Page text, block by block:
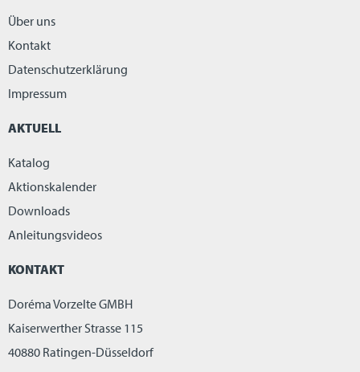
Über uns
Kontakt
Datenschutzerklärung
Impressum
AKTUELL
Katalog
Aktionskalender
Downloads
Anleitungsvideos
KONTAKT
Doréma Vorzelte GMBH
Kaiserwerther Strasse 115
40880 Ratingen-Düsseldorf